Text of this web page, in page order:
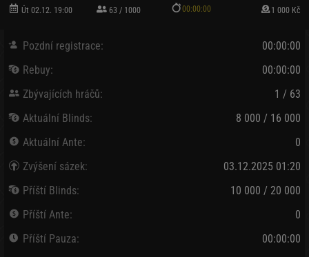
Út 02.12. 19:00 63 / 1000 00:00:00 1 000 Kč
Pozdní registrace:
00:00:00
Rebuy:
00:00:00
Zbývajících hráčů:
1 / 63
Aktuální Blinds:
8 000 / 16 000
Aktuální Ante:
0
Zvýšení sázek:
03.12.2025 01:20
Příští Blinds:
10 000 / 20 000
Příští Ante:
0
Příští Pauza:
00:00:00